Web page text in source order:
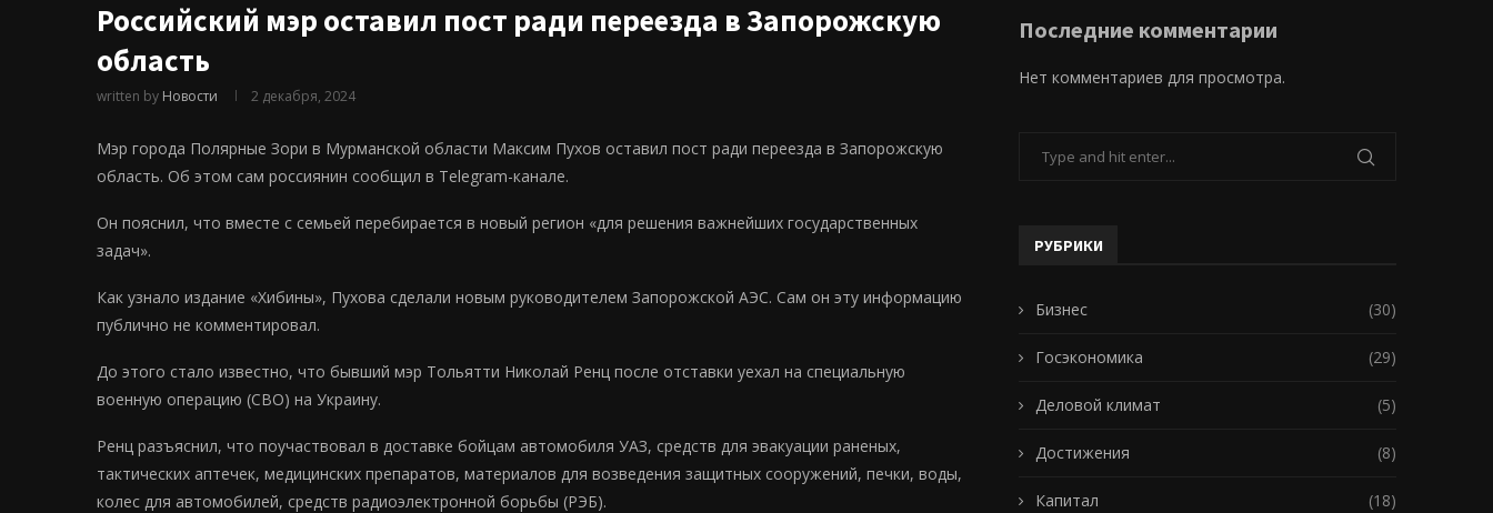
Российский мэр оставил пост ради переезда в Запорожскую
область
written by Новости 2 декабря, 2024
Мэр города Полярные Зори в Мурманской области Максим Пухов оставил пост ради переезда в Запорожскую
область. Об этом сам россиянин сообщил в Telegram-канале.
Он пояснил, что вместе с семьей перебирается в новый регион «для решения важнейших государственных
задач».
Как узнало издание «Хибины», Пухова сделали новым руководителем Запорожской АЭС. Сам он эту информацию
публично не комментировал.
До этого стало известно, что бывший мэр Тольятти Николай Ренц после отставки уехал на специальную
военную операцию (СВО) на Украину.
Ренц разъяснил, что поучаствовал в доставке бойцам автомобиля УАЗ, средств для эвакуации раненых,
тактических аптечек, медицинских препаратов, материалов для возведения защитных сооружений, печки, воды,
колес для автомобилей, средств радиоэлектронной борьбы (РЭБ).
Последние комментарии
Нет комментариев для просмотра.
РУБРИКИ
Бизнес (30)
Госэкономика (29)
Деловой климат (5)
Достижения (8)
Капитал (18)